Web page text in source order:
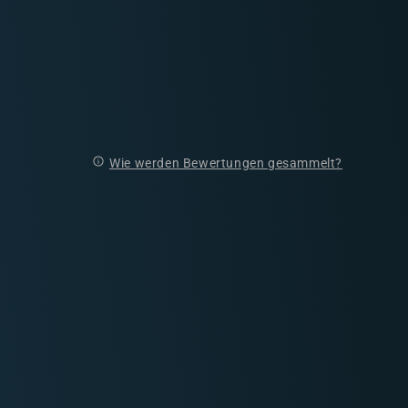
Wie werden Bewertungen gesammelt?